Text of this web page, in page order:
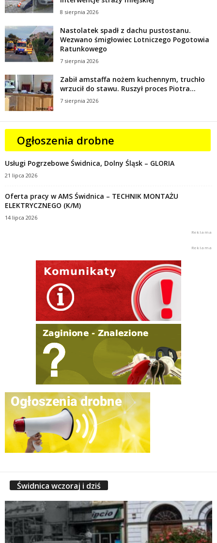
8 sierpnia 2026
Nastolatek spadł z dachu pustostanu.
Wezwano śmigłowiec Lotniczego Pogotowia
Ratunkowego
7 sierpnia 2026
Zabił amstaffa nożem kuchennym, truchło
wrzucił do stawu. Ruszył proces Piotra...
7 sierpnia 2026
Ogłoszenia drobne
Usługi Pogrzebowe Świdnica, Dolny Śląsk – GLORIA
21 lipca 2026
Oferta pracy w AMS Świdnica – TECHNIK MONTAŻU
ELEKTRYCZNEGO (K/M)
14 lipca 2026
Świdnica wczoraj i dziś